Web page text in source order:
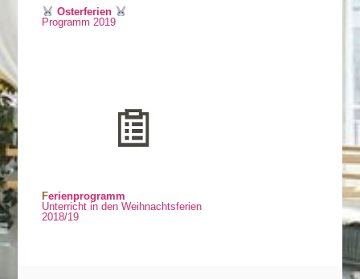
Osterferien
Programm 2019
Ferienprogramm
Unterricht in den Weihnachtsferien
2018/19